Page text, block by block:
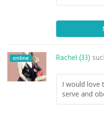
online Rachel (33)
I would love
serve and